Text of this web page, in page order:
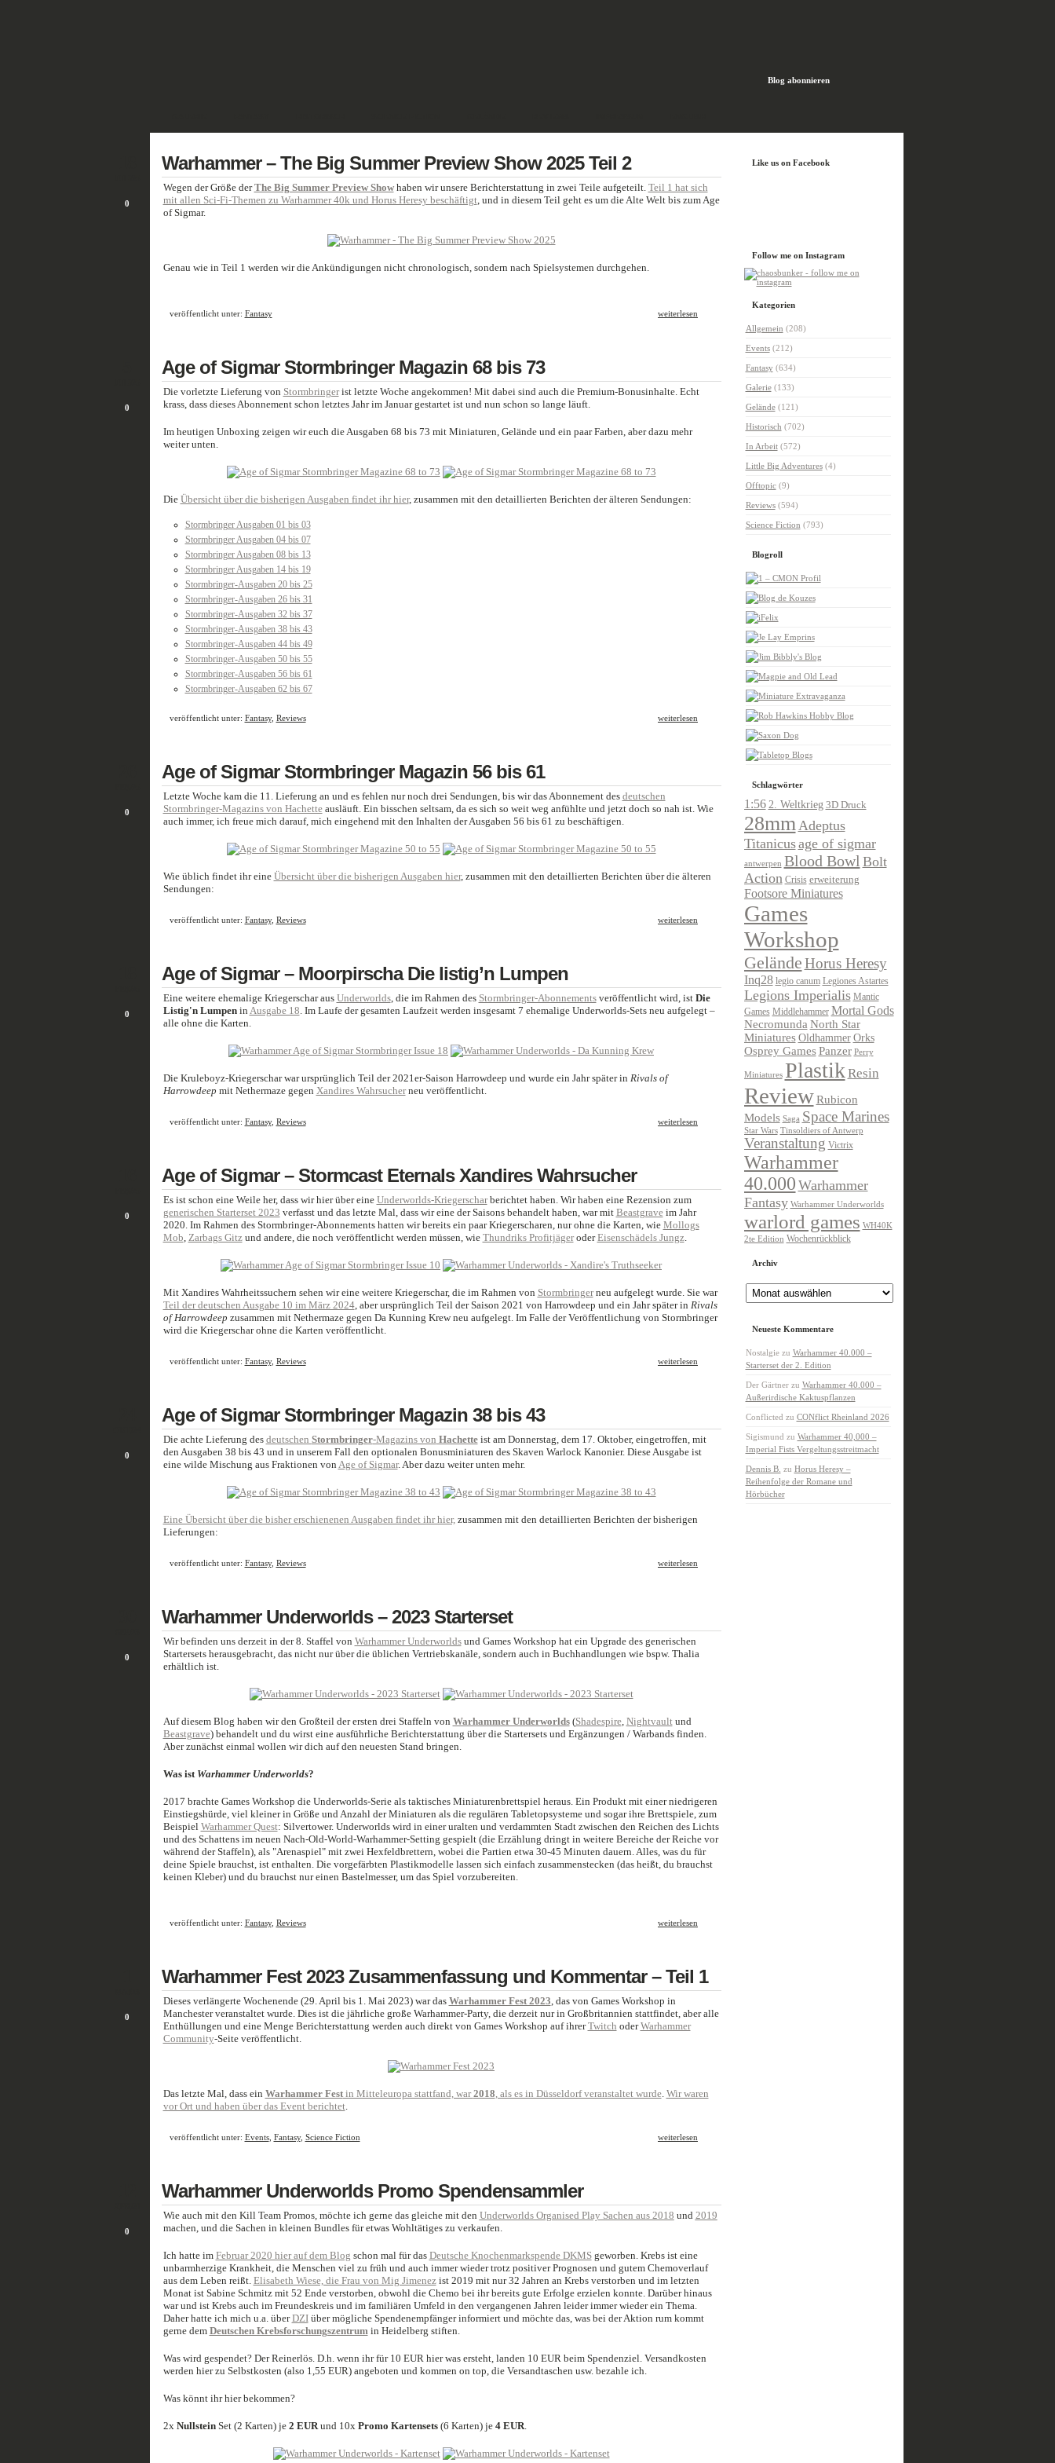
Blog abonnieren
0
Warhammer – The Big Summer Preview Show 2025 Teil 2
Wegen der Größe derThe Big Summer Preview Showhaben wir unsere Berichterstattung in zwei Teile aufgeteilt. Teil 1 hat sich
mit allen Sci-Fi-Themen zu Warhammer 40k und Horus Heresy beschäftigt, und in diesem Teil geht es um die Alte Welt bis zum Age
of Sigmar.
Genau wie in Teil 1 werden wir die Ankündigungen nicht chronologisch, sondern nach Spielsystemen durchgehen.
veröffentlicht unter: Fantasy weiterlesen
0
Age of Sigmar Stormbringer Magazin 68 bis 73
Die vorletzte Lieferung von Stormbringerist letzte Woche angekommen! Mit dabei sind auch die Premium-Bonusinhalte. Echt
krass, dass dieses Abonnement schon letztes Jahr im Januar gestartet ist und nun schon so lange läuft.
Im heutigen Unboxing zeigen wir euch die Ausgaben 68 bis 73 mit Miniaturen, Gelände und ein paar Farben, aber dazu mehr
weiter unten.
Die Übersicht über die bisherigen Ausgaben findet ihr hier, zusammen mit den detaillierten Berichten der älteren Sendungen:
Stormbringer Ausgaben 01 bis 03
Stormbringer Ausgaben 04 bis 07
Stormbringer Ausgaben 08 bis 13
Stormbringer Ausgaben 14 bis 19
Stormbringer-Ausgaben 20 bis 25
Stormbringer-Ausgaben 26 bis 31
Stormbringer-Ausgaben 32 bis 37
Stormbringer-Ausgaben 38 bis 43
Stormbringer-Ausgaben 44 bis 49
Stormbringer-Ausgaben 50 bis 55
Stormbringer-Ausgaben 56 bis 61
Stormbringer-Ausgaben 62 bis 67
veröffentlicht unter: Fantasy, Reviews weiterlesen
0
Age of Sigmar Stormbringer Magazin 56 bis 61
Letzte Woche kam die 11. Lieferung an und es fehlen nur noch drei Sendungen, bis wir das Abonnement des deutschen
Stormbringer-Magazins von Hachetteausläuft. Ein bisschen seltsam, da es sich so weit weg anfühlte und jetzt doch so nah ist. Wie
auch immer, ich freue mich darauf, mich eingehend mit den Inhalten der Ausgaben 56 bis 61 zu beschäftigen.
Wie üblich findet ihr eine Übersicht über die bisherigen Ausgaben hier, zusammen mit den detaillierten Berichten über die älteren
Sendungen:
veröffentlicht unter: Fantasy, Reviews weiterlesen
0
Age of Sigmar – Moorpirscha Die listig’n Lumpen
Eine weitere ehemalige Kriegerschar aus Underworlds, die im Rahmen des Stormbringer-Abonnementsveröffentlicht wird, ist Die
Listig'n Lumpen in Ausgabe 18. Im Laufe der gesamten Laufzeit werden insgesamt 7 ehemalige Underworlds-Sets neu aufgelegt –
alle ohne die Karten.
Die Kruleboyz-Kriegerschar war ursprünglich Teil der 2021er-Saison Harrowdeep und wurde ein Jahr später in Rivals of
Harrowdeep mit Nethermaze gegen Xandires Wahrsucherneu veröffentlicht.
veröffentlicht unter: Fantasy, Reviews weiterlesen
0
Age of Sigmar – Stormcast Eternals Xandires Wahrsucher
Es ist schon eine Weile her, dass wir hier über eine Underworlds-Kriegerscharberichtet haben. Wir haben eine Rezension zum
generischen Starterset 2023 verfasst und das letzte Mal, dass wir eine der Saisons behandelt haben, war mit Beastgraveim Jahr
2020. Im Rahmen des Stormbringer-Abonnements hatten wir bereits ein paar Kriegerscharen, nur ohne die Karten, wie Mollogs
Mob, Zarbags Gitzund andere, die noch veröffentlicht werden müssen, wie Thundriks ProfitjägeroderEisenschädels Jungz.
Mit Xandires Wahrheitssuchern sehen wir eine weitere Kriegerschar, die im Rahmen von Stormbringerneu aufgelegt wurde. Sie war
Teil der deutschen Ausgabe 10 im März 2024, aber ursprünglich Teil der Saison 2021 von Harrowdeep und ein Jahr später in Rivals
of Harrowdeep zusammen mit Nethermaze gegen Da Kunning Krew neu aufgelegt. Im Falle der Veröffentlichung von Stormbringer
wird die Kriegerschar ohne die Karten veröffentlicht.
veröffentlicht unter: Fantasy, Reviews weiterlesen
0
Age of Sigmar Stormbringer Magazin 38 bis 43
Die achte Lieferung des deutschen Stormbringer-Magazins von Hachetteist am Donnerstag, dem 17. Oktober, eingetroffen, mit
den Ausgaben 38 bis 43 und in unserem Fall den optionalen Bonusminiaturen des Skaven Warlock Kanonier. Diese Ausgabe ist
eine wilde Mischung aus Fraktionen von Age of Sigmar. Aber dazu weiter unten mehr.
Eine Übersicht über die bisher erschienenen Ausgaben findet ihr hier,zusammen mit den detaillierten Berichten der bisherigen
Lieferungen:
veröffentlicht unter: Fantasy, Reviews weiterlesen
0
Warhammer Underworlds – 2023 Starterset
Wir befinden uns derzeit in der 8. Staffel von Warhammer Underworldsund Games Workshop hat ein Upgrade des generischen
Startersets herausgebracht, das nicht nur über die üblichen Vertriebskanäle, sondern auch in Buchhandlungen wie bspw. Thalia
erhältlich ist.
Auf diesem Blog haben wir den Großteil der ersten drei Staffeln von Warhammer Underworlds(Shadespire, Nightvaultund
Beastgrave) behandelt und du wirst eine ausführliche Berichterstattung über die Startersets und Ergänzungen / Warbands finden.
Aber zunächst einmal wollen wir dich auf den neuesten Stand bringen.
Was ist Warhammer Underworlds?
2017 brachte Games Workshop die Underworlds-Serie als taktisches Miniaturenbrettspiel heraus. Ein Produkt mit einer niedrigeren
Einstiegshürde, viel kleiner in Größe und Anzahl der Miniaturen als die regulären Tabletopsysteme und sogar ihre Brettspiele, zum
Beispiel Warhammer Quest: Silvertower. Underworlds wird in einer uralten und verdammten Stadt zwischen den Reichen des Lichts
und des Schattens im neuen Nach-Old-World-Warhammer-Setting gespielt (die Erzählung dringt in weitere Bereiche der Reiche vor
während der Staffeln), als "Arenaspiel" mit zwei Hexfeldbrettern, wobei die Partien etwa 30-45 Minuten dauern. Alles, was du für
deine Spiele brauchst, ist enthalten. Die vorgefärbten Plastikmodelle lassen sich einfach zusammenstecken (das heißt, du brauchst
keinen Kleber) und du brauchst nur einen Bastelmesser, um das Spiel vorzubereiten.
veröffentlicht unter: Fantasy, Reviews weiterlesen
0
Warhammer Fest 2023 Zusammenfassung und Kommentar – Teil 1
Dieses verlängerte Wochenende (29. April bis 1. Mai 2023) war das Warhammer Fest 2023, das von Games Workshop in
Manchester veranstaltet wurde. Dies ist die jährliche große Warhammer-Party, die derzeit nur in Großbritannien stattfindet, aber alle
Enthüllungen und eine Menge Berichterstattung werden auch direkt von Games Workshop auf ihrerTwitch oderWarhammer
Community-Seite veröffentlicht.
Das letzte Mal, dass ein Warhammer Festin Mitteleuropa stattfand, war2018, als es in Düsseldorf veranstaltet wurde. Wir waren
vor Ort und haben über das Event berichtet.
veröffentlicht unter: Events, Fantasy, Science Fiction weiterlesen
0
Warhammer Underworlds Promo Spendensammler
Wie auch mit den Kill Team Promos, möchte ich gerne das gleiche mit den Underworlds Organised Play Sachen aus 2018 und 2019
machen, und die Sachen in kleinen Bundles für etwas Wohltätiges zu verkaufen.
Ich hatte im Februar 2020 hier auf dem Blog schon mal für das Deutsche Knochenmarkspende DKMSgeworben. Krebs ist eine
unbarmherzige Krankheit, die Menschen viel zu früh und auch immer wieder trotz positiver Prognosen und gutem Chemoverlauf
aus dem Leben reißt. Elisabeth Wiese, die Frau von Mig Jimenezist 2019 mit nur 32 Jahren an Krebs verstorben und im letzten
Monat ist Sabine Schmitz mit 52 Ende verstorben, obwohl die Chemo bei ihr bereits gute Erfolge erzielen konnte. Darüber hinaus
war und ist Krebs auch im Freundeskreis und im familiären Umfeld in den vergangenen Jahren leider immer wieder ein Thema.
Daher hatte ich mich u.a. überDZIüber mögliche Spendenempfänger informiert und möchte das, was bei der Aktion rum kommt
gerne dem Deutschen Krebsforschungszentrumin Heidelberg stiften.
Was wird gespendet? Der Reinerlös. D.h. wenn ihr für 10 EUR hier was ersteht, landen 10 EUR beim Spendenziel. Versandkosten
werden hier zu Selbstkosten (also 1,55 EUR) angeboten und kommen on top, die Versandtaschen usw. bezahle ich.
Was könnt ihr hier bekommen?
2x NullsteinSet (2 Karten) je 2 EURund 10x Promo Kartensets(6 Karten) je 4 EUR.
Like us on Facebook
Follow me on Instagram
Kategorien
Allgemein (208)
Events(212)
Fantasy(634)
Galerie(133)
Gelände(121)
Historisch (702)
In Arbeit(572)
Little Big Adventures(4)
Offtopic(9)
Reviews(594)
Science Fiction (793)
Blogroll
Schlagwörter
1:56 2. Weltkrieg 3D Druck
28mmAdeptus
Titanicusage of sigmar
antwerpen Blood Bowl Bolt
Action Crisis erweiterung
Footsore Miniatures
Games
Workshop
GeländeHorus Heresy
Inq28 legio canum Legiones Astartes
Legions Imperialis Mantic
Games Middlehammer Mortal Gods
Necromunda North Star
Miniatures Oldhammer Orks
Osprey Games Panzer Perry
Miniatures Plastik Resin
Review Rubicon
Models Saga Space Marines
Star Wars Tinsoldiers of Antwerp
Veranstaltung Victrix
Warhammer
40.000 Warhammer
Fantasy Warhammer Underworlds
warlord games WH40K
2te Edition Wochenrückblick
Archiv
Neueste Kommentare
Nostalgiezu Warhammer 40.000 –
Starterset der 2. Edition
Der Gärtnerzu Warhammer 40.000 –
Außerirdische Kaktuspflanzen
Conflicted zu CONflict Rheinland 2026
Sigismund zu Warhammer 40,000 –
Imperial Fists Vergeltungsstreitmacht
Dennis B. zu Horus Heresy –
Reihenfolge der Romane und
Hörbücher